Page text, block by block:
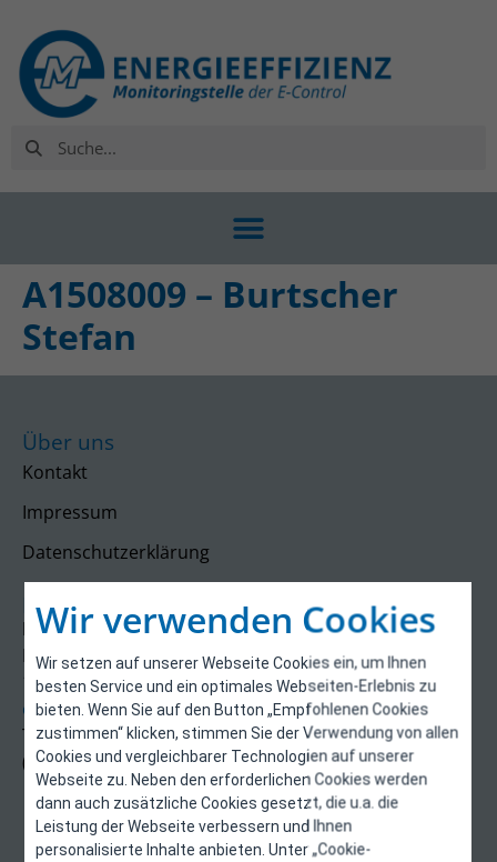
Wir verwenden Cookies
Wir setzen auf unserer Webseite Cookies ein, um Ihnen
besten Service und ein optimales Webseiten-Erlebnis zu
bieten. Wenn Sie auf den Button „Empfohlenen Cookies
zustimmen“ klicken, stimmen Sie der Verwendung von allen
Cookies und vergleichbarer Technologien auf unserer
Webseite zu. Neben den erforderlichen Cookies werden
dann auch zusätzliche Cookies gesetzt, die u.a. die
Leistung der Webseite verbessern und Ihnen
personalisierte Inhalte anbieten. Unter „Cookie-
A1508009 – Burtscher
Stefan
Über uns
Kontakt
Impressum
Datenschutzerklärung
Kontakt
E-Control
Rudolfsplatz 13a
1010 Wien
energieeffizienz@e-control.at
Tel +43 1 5324724
(Mo, Mi-Fr 09:30-12:30 Uhr)